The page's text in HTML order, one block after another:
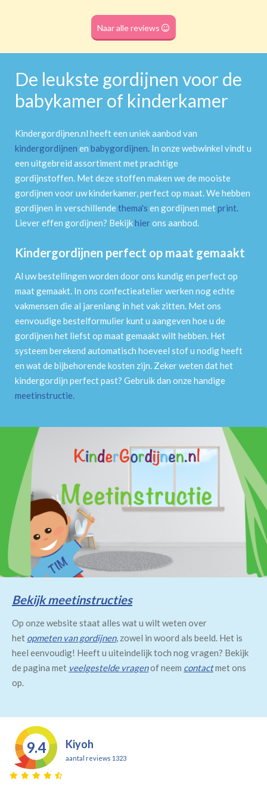
(dubbele tunnel)
Naar alle reviews
De leukste gordijnen voor de
babykamer of kinderkamer
Kindergordijnen.nl heeft een uniek aanbod van
kindergordijnen en babygordijnen. In onze webwinkel vindt u
een uitgebreid assortiment met prachtige
gordijnstoffen. Met deze stoffen maken we de mooiste
gordijnen voor uw kinderkamer, perfect op maat. We hebben
gordijnen in verschillendethema's en gordijnen metprint.
Liever effen gordijnen? Bekijkhierons aanbod.
Kindergordijnen perfect op maat gemaakt
Al uw bestellingen worden door ons kundig en perfect op
maat gemaakt. In ons confectieatelier werken nog echte
vakmensen die al jarenlang in het vak zitten. Met ons
eenvoudige bestelformulier kunt u aangeven hoe u de
gordijnen het liefst op maat gemaakt wilt hebben. Het
systeem berekend automatisch hoeveel stof u nodig heeft
en wat de bijbehorende kosten zijn. Zeker weten dat het
kindergordijn perfect past? Gebruik dan onze handige
meetinstructie.
Bekijk meetinstructies
Op onze website staat alles wat u wilt weten over
het opmeten van gordijnen, zowel in woord als beeld. Het is
heel eenvoudig! Heeft u uiteindelijk toch nog vragen? Bekijk
de pagina met veelgestelde vragenof neem contactmet ons
op.
9.4 Kiyoh
aantal reviews 1323